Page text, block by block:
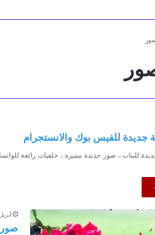
للبنات ، صور جديدة مميزة ، خلفيات رائعة
أبريل 26, 2020
صور